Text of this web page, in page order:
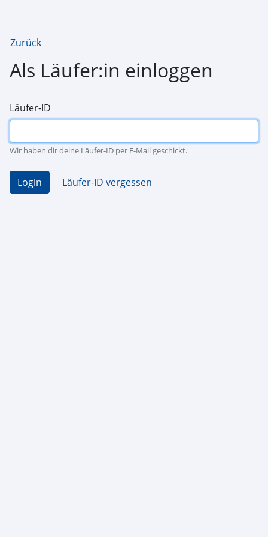
Zurück
Als Läufer:in einloggen
Läufer-ID
Wir haben dir deine Läufer-ID per E-Mail geschickt.
Login Läufer-ID vergessen